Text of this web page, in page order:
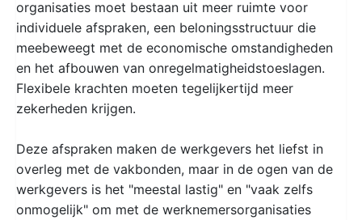
organisaties moet bestaan uit meer ruimte voor
individuele afspraken, een beloningsstructuur die
meebeweegt met de economische omstandigheden
en het afbouwen van onregelmatigheidstoeslagen.
Flexibele krachten moeten tegelijkertijd meer
zekerheden krijgen.
Deze afspraken maken de werkgevers het liefst in
overleg met de vakbonden, maar in de ogen van de
werkgevers is het "meestal lastig" en "vaak zelfs
onmogelijk" om met de werknemersorganisaties